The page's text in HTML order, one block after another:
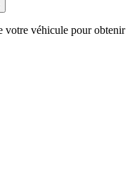
votre véhicule pour obtenir